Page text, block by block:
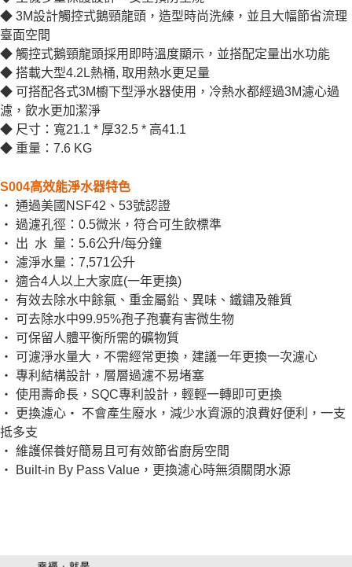
◆ 3M設計觸控式鵝頸龍頭，造型時尚洗練，並且大幅節省流理
臺面空間
◆ 觸控式鵝頸龍頭採用即時溫度顯示，並搭配定量出水功能
◆ 搭載大型4.2L熱桶, 取用熱水更足量
◆ 可搭配各式3M櫥下型淨水器使用，冷熱水都經過3M濾心過
濾，飲水更加潔淨
◆ 尺寸：寬21.1 * 厚32.5 * 高41.1
◆ 重量：7.6 KG
S004高效能淨水器特色
‧ 通過美國NSF42、53號認證
‧ 過濾孔徑：0.5微米，符合可生飲標準
‧ 出 水 量：5.6公升/每分鐘
‧ 濾淨水量：7,571公升
‧ 適合4人以上大家庭(一年更換)
‧ 有效去除水中餘氯、重金屬鉛、異味、鐵鏽及雜質
‧ 可去除水中99.95%孢子孢囊有害微生物
‧ 可保留人體平衡所需的礦物質
‧ 可濾淨水量大，不需經常更換，建議一年更換一次濾心
‧ 專利結構設計，層層過濾不易堵塞
‧ 使用壽命長，SQC專利設計，輕輕一轉即可更換
‧ 更換濾心‧ 不會產生廢水，減少水資源的浪費好便利，一支
抵多支
‧ 維護保養好簡易且可有效節省廚房空間
‧ Built-in By Pass Value，更換濾心時無須關閉水源